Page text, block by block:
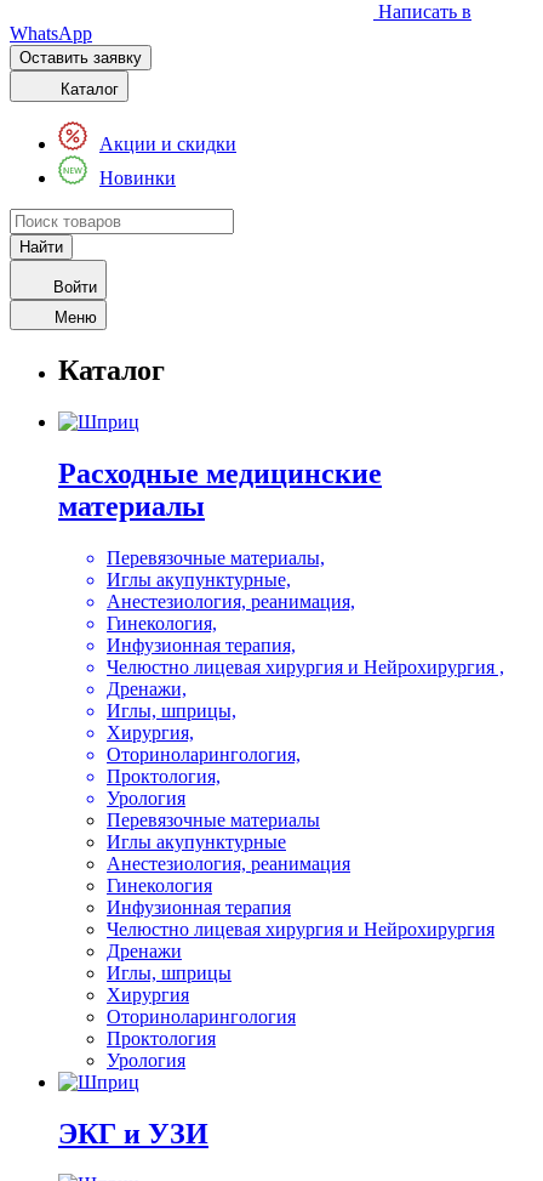
Написать в
WhatsApp
Оставить заявку
Каталог
Акции и скидки
Новинки
Войти
Меню
Каталог
Расходные медицинские
материалы
Перевязочные материалы,
Иглы акупунктурные,
Анестезиология, реанимация,
Гинекология,
Инфузионная терапия,
Челюстно лицевая хирургия и Нейрохирургия ,
Дренажи,
Иглы, шприцы,
Хирургия,
Оториноларингология,
Проктология,
Урология
Перевязочные материалы
Иглы акупунктурные
Анестезиология, реанимация
Гинекология
Инфузионная терапия
Челюстно лицевая хирургия и Нейрохирургия
Дренажи
Иглы, шприцы
Хирургия
Оториноларингология
Проктология
Урология
ЭКГ и УЗИ